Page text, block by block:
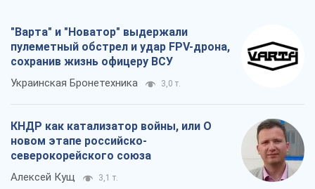
"Варта" и "Новатор" выдержали
пулеметный обстрел и удар FPV-дрона,
сохранив жизнь офицеру ВСУ
Украинская Бронетехника 3,0 т.
КНДР как катализатор войны, или О
новом этапе российско-
северокорейского союза
Алексей Кущ 3,1 т.